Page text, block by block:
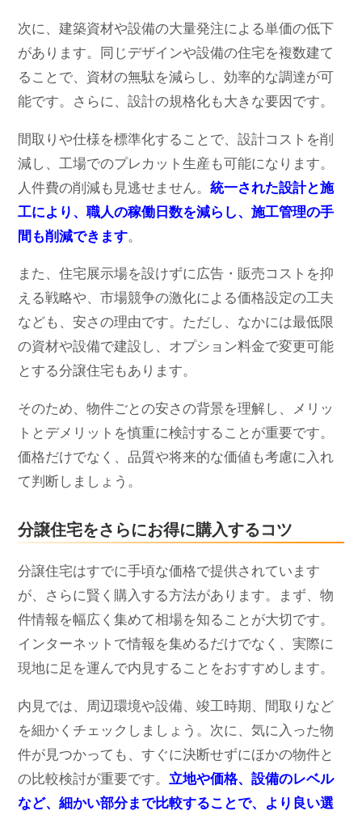
次に、建築資材や設備の大量発注による単価の低下
があります。同じデザインや設備の住宅を複数建て
ることで、資材の無駄を減らし、効率的な調達が可
能です。さらに、設計の規格化も大きな要因です。
間取りや仕様を標準化することで、設計コストを削
減し、工場でのプレカット生産も可能になります。
人件費の削減も見逃せません。 統一された設計と施
工により、職人の稼働日数を減らし、施工管理の手
間も削減できます。
また、住宅展示場を設けずに広告・販売コストを抑
える戦略や、市場競争の激化による価格設定の工夫
なども、安さの理由です。ただし、なかには最低限
の資材や設備で建設し、オプション料金で変更可能
とする分譲住宅もあります。
そのため、物件ごとの安さの背景を理解し、メリッ
トとデメリットを慎重に検討することが重要です。
価格だけでなく、品質や将来的な価値も考慮に入れ
て判断しましょう。
分譲住宅をさらにお得に購入するコツ
分譲住宅はすでに手頃な価格で提供されています
が、さらに賢く購入する方法があります。まず、物
件情報を幅広く集めて相場を知ることが大切です。
インターネットで情報を集めるだけでなく、実際に
現地に足を運んで内見することをおすすめします。
内見では、周辺環境や設備、竣工時期、間取りなど
を細かくチェックしましょう。次に、気に入った物
件が見つかっても、すぐに決断せずにほかの物件と
の比較検討が重要です。 立地や価格、設備のレベル
など、細かい部分まで比較することで、より良い選